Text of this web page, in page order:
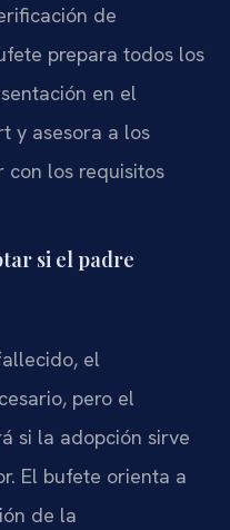
de
prepara todos los
en el
y asesora a los
con los requisitos
si el padre
el
pero el
si la adopción sirve
El bufete orienta a
de la